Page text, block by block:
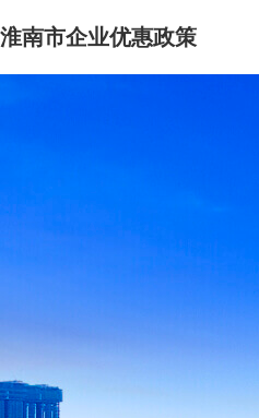
淮南市企业优惠政策